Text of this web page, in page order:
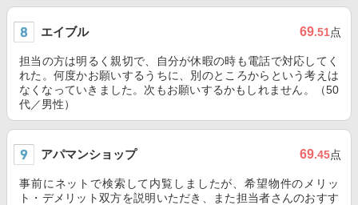
エイブル 69.51点
担当の方は明るく親切で、自分が休暇の時も電話で対応してく
れた。何度かお願いするうちに、別のところからという考えは
なくなっていきました。次もお願いするかもしれません。（50
代／男性）
アパマンショップ 69.45点
事前にネットで検索して内覧しましたが、希望物件のメリッ
ト・デメリット双方を説明いただき、また担当者さんのおすす